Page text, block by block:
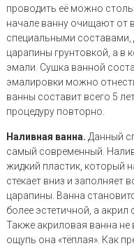
проводить её можно
начале ванну очищают от
специальными
царапины грунтовкой, а в
эмали. Сушка ванной
эмалировки можно
ванны составит всего 5
процедуру повторно.
Наливная ванна. Данный
самый современный.
жидкий пластик, который
стекает вниз и заполняет
царапины. Ванна
более эстетичной, а
Также акриловая ванна не
ощупь она «тёплая». Как